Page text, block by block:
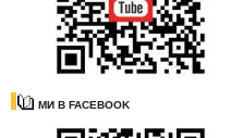
МИ В FACEBOOK